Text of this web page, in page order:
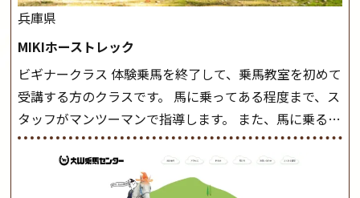
兵庫県
MIKIホーストレック
ビギナークラス 体験乗馬を終了して、乗馬教室を初めて
受講する方のクラスです。 馬に乗ってある程度まで、ス
タッフがマンツーマンで指導します。 また、馬に乗るだ
けでなく、馬の手入れや馬装（鞍などを装着する） も
このクラスで把握し、「馬に触れること」にも慣れてい
きましょう。 スタートクラス ビギナークラスで単独で